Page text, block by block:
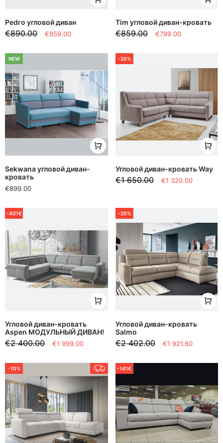
Pedro угловой диван
€890.00 €859.00
Tim угловой диван-кровать
€859.00 €799.00
NEW
Sekwana угловой диван-
кровать
€899.00
-20%
Угловой диван-кровать Way
€1 650.00 €1 320.00
-401€
Угловой диван-кровать
Aspen МОДУЛЬНЫЙ ДИВАН!
€2 400.00 €1 999.00
-20%
Угловой диван-кровать
Salmo
€2 402.00 €1 921.60
-10% -141€